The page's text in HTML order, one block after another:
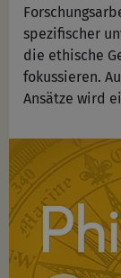
spezifischer
die ethische
fokussieren.
Ansätze wird